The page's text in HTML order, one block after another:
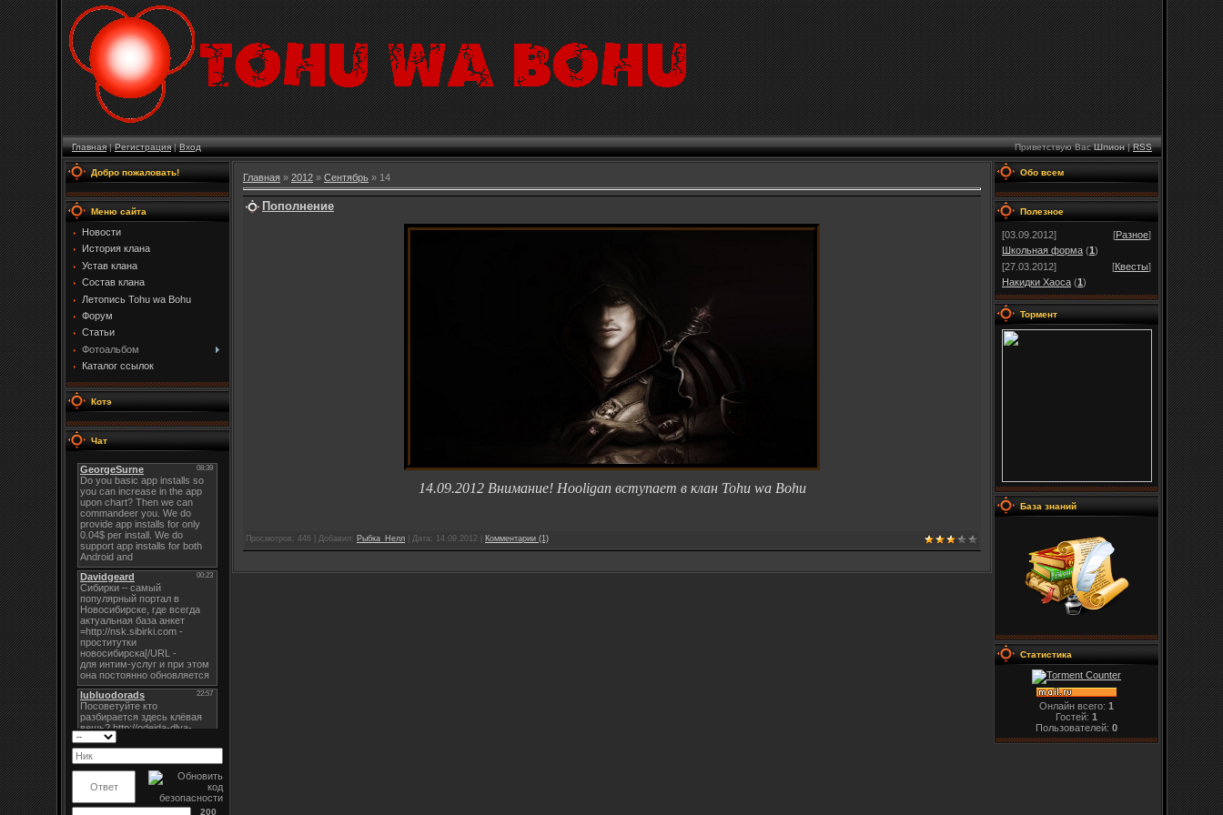
Главная|Регистрация|Вход Приветствую Вас Шпион|RSS
Добро пожаловать!
Меню сайта
Новости
История клана
Устав клана
Состав клана
Летопись Tohu wa Bohu
Форум
Статьи
Фотоальбом
Каталог ссылок
Котэ
Чат
200
Главная » 2012 » Сентябрь » 14
Пополнение
14.09.2012 Внимание! Hooligan вступает в клан Tohu wa Bohu
Просмотров: 446 | Добавил: Рыбка_Нелл | Дата: 14.09.2012 Комментарии (1)
Обо всем
Полезное
[03.09.2012] [Разное]
Школьная форма (1)
[27.03.2012]
[Квесты]
Накидки Хаоса (1)
Тормент
База знаний
Статистика
Онлайн всего: 1
Гостей: 1
Пользователей: 0